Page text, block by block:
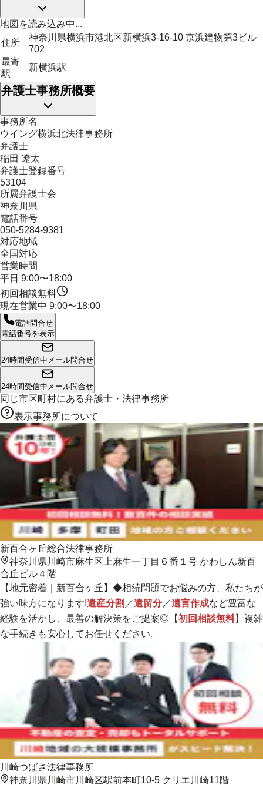
地図を読み込み中...
住所
神奈川県横浜市港北区新横浜3-16-10 京浜建物第3ビル
702
最寄
駅
新横浜駅
弁護士事務所概要
事務所名
ウイング横浜北法律事務所
弁護士
稲田 遼太
弁護士登録番号
53104
所属弁護士会
神奈川県
電話番号
050-5284-9381
対応地域
全国対応
営業時間
平日 9:00〜18:00
初回相談無料
現在営業中 9:00〜18:00
電話問合せ
電話番号を表示
24時間受信中 メール問合せ
24時間受信中 メール問合せ
同じ市区町村にある弁護士・法律事務所
表示事務所について
新百合ヶ丘総合法律事務所
神奈川県川崎市麻生区上麻生一丁目６番１号 かわしん新百
合丘ビル４階
【地元密着 ｜新百合ヶ丘】◆相続問題でお悩みの方、私たちが
強い味方になります!遺産分割 ／遺留分／遺言作成など豊富な
経験を活かし、最善の解決策をご提案◎【初回相談無料】複雑
な手続きも安心してお任せください。
川崎つばさ法律事務所
神奈川県川崎市川崎区駅前本町10-5 クリエ川崎11階